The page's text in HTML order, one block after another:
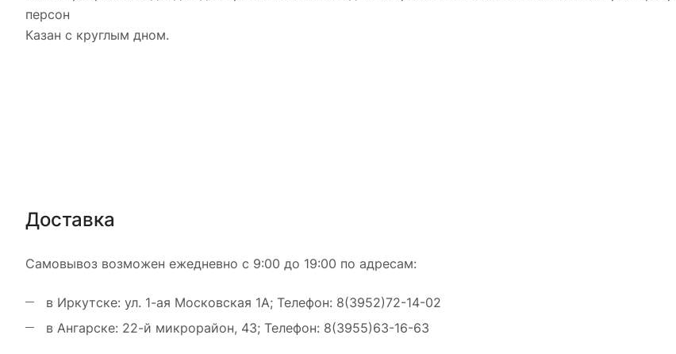
персон
Казан с круглым дном.
Доставка
Самовывоз возможен ежедневно с 9:00 до 19:00 по адресам:
в Иркутске: ул. 1-ая Московская 1А; Телефон: 8(3952)72-14-02
в Ангарске: 22-й микрорайон, 43; Телефон: 8(3955)63-16-63